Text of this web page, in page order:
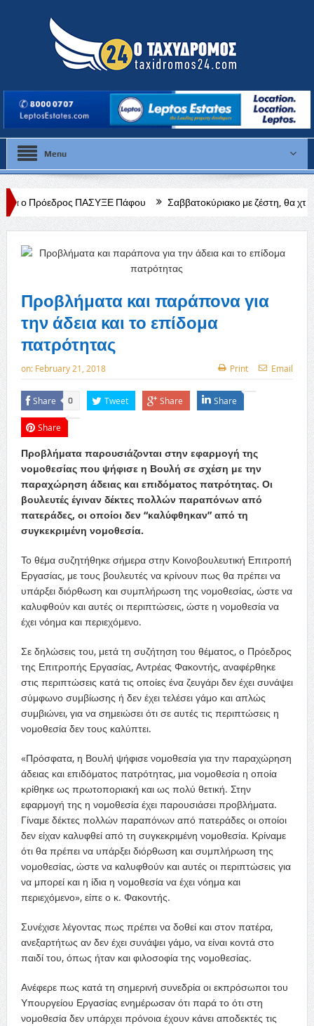
Menu
ΠΑΣΥΞΕ Πάφου Σαββατοκύριακο με ζέστη, θα χτυπήσει κόκκινο η
Προβλήματα και παράπονα για
την άδεια και το επίδομα
πατρότητας
on: February 21, 2018 Print Email
Share 0 Tweet Share Share
Share
Προβλήματα παρουσιάζονται στην εφαρμογή της
νομοθεσίας που ψήφισε η Βουλή σε σχέση με την
παραχώρηση άδειας και επιδόματος πατρότητας. Οι
βουλευτές έγιναν δέκτες πολλών παραπόνων από
πατεράδες, οι οποίοι δεν “καλύφθηκαν” από τη
συγκεκριμένη νομοθεσία.
Το θέμα συζητήθηκε σήμερα στην Κοινοβουλευτική Επιτροπή
Εργασίας, με τους βουλευτές να κρίνουν πως θα πρέπει να
υπάρξει διόρθωση και συμπλήρωση της νομοθεσίας, ώστε να
καλυφθούν και αυτές οι περιπτώσεις, ώστε η νομοθεσία να
έχει νόημα και περιεχόμενο.
Σε δηλώσεις του, μετά τη συζήτηση του θέματος, ο Πρόεδρος
της Επιτροπής Εργασίας, Αντρέας Φακοντής, αναφέρθηκε
στις περιπτώσεις κατά τις οποίες ένα ζευγάρι δεν έχει συνάψει
σύμφωνο συμβίωσης ή δεν έχει τελέσει γάμο και απλώς
συμβιώνει, για να σημειώσει ότι σε αυτές τις περιπτώσεις η
νομοθεσία δεν τους καλύπτει.
«Πρόσφατα, η Βουλή ψήφισε νομοθεσία για την παραχώρηση
άδειας και επιδόματος πατρότητας, μια νομοθεσία η οποία
κρίθηκε ως πρωτοποριακή και ως πολύ θετική. Στην
εφαρμογή της η νομοθεσία έχει παρουσιάσει προβλήματα.
Γίναμε δέκτες πολλών παραπόνων από πατεράδες οι οποίοι
δεν είχαν καλυφθεί από τη συγκεκριμένη νομοθεσία. Κρίναμε
ότι θα πρέπει να υπάρξει διόρθωση και συμπλήρωση της
νομοθεσίας, ώστε να καλυφθούν και αυτές οι περιπτώσεις για
να μπορεί και η ίδια η νομοθεσία να έχει νόημα και
περιεχόμενο», είπε ο κ. Φακοντής.
Συνέχισε λέγοντας πως πρέπει να δοθεί και στον πατέρα,
ανεξαρτήτως αν δεν έχει συνάψει γάμο, να είναι κοντά στο
παιδί του, όπως ήταν και φιλοσοφία της νομοθεσίας.
Ανέφερε πως κατά τη σημερινή συνεδρία οι εκπρόσωποι του
Υπουργείου Εργασίας ενημέρωσαν ότι παρά το ότι στη
νομοθεσία δεν υπάρχει πρόνοια έχουν κάνει αποδεκτές τις